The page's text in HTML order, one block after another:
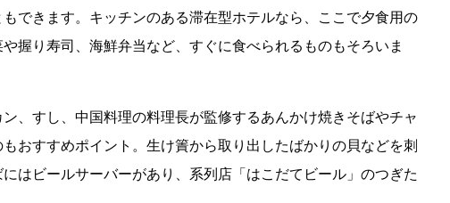
できます。キッチンのある滞在型ホテルなら、ここで夕食用の
握り寿司、海鮮弁当など、すぐに食べられるものもそろいま
、すし、中国料理の料理長が監修するあんかけ焼きそばやチャ
おすすめポイント。生け簀から取り出したばかりの貝などを刺
はビールサーバーがあり、系列店「はこだてビール」のつぎた